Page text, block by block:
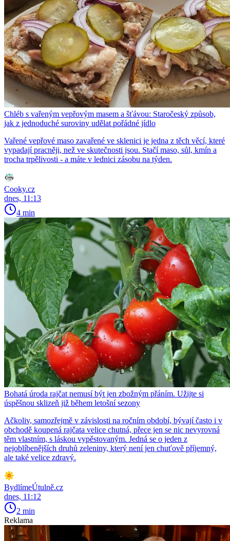
Chléb s vařeným vepřovým masem a šťávou: Staročeský způsob,
jak z jednoduché suroviny udělat pořádné jídlo
Vařené vepřové maso zavařené ve sklenici je jedna z těch věcí, které
vypadají pracněji, než ve skutečnosti jsou. Stačí maso, sůl, kmín a
trocha trpělivosti - a máte v lednici zásobu na týden.
Cooky.cz
dnes, 11:13
4 min
Bohatá úroda rajčat nemusí být jen zbožným přáním. Užijte si
úspěšnou sklizeň již během letošní sezony
Ačkoliv, samozřejmě v závislosti na ročním období, bývají často i v
obchodě koupená rajčata velice chutná, přece jen se nic nevyrovná
těm vlastním, s láskou vypěstovaným. Jedná se o jeden z
nejoblíbenějších druhů zeleniny, který není jen chuťově příjemný,
ale také velice zdravý.
BydlímeÚtulně.cz
dnes, 11:12
2 min
Reklama